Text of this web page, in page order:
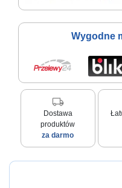
Wygodne
local_shipping
Dostawa
produktów
za darmo